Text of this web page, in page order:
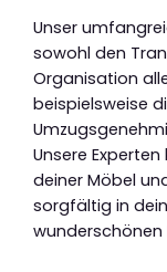
Unser
sowohl den
Organisation
beispielsweise
Unsere
deiner Möbel
sorgfältig in
wunderschönen